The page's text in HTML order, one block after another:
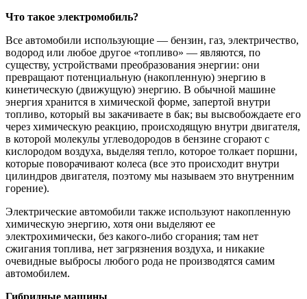
Что такое электромобиль?
Все автомобили использующие — бензин, газ, электричество,
водород или любое другое «топливо» — являются, по
существу, устройствами преобразования энергии: они
превращают потенциальную (накопленную) энергию в
кинетическую (движущую) энергию. В обычной машине
энергия хранится в химической форме, запертой внутри
топливо, который вы закачиваете в бак; вы высвобождаете его
через химическую реакцию, происходящую внутри двигателя,
в которой молекулы углеводородов в бензине сгорают с
кислородом воздуха, выделяя тепло, которое толкает поршни,
которые поворачивают колеса (все это происходит внутри
цилиндров двигателя, поэтому мы называем это внутренним
горение).
Электрические автомобили также используют накопленную
химическую энергию, хотя они выделяют ее
электрохимически, без какого-либо сгорания; там нет
сжигания топлива, нет загрязнения воздуха, и никакие
очевидные выбросы любого рода не производятся самим
автомобилем.
Гибридные машины